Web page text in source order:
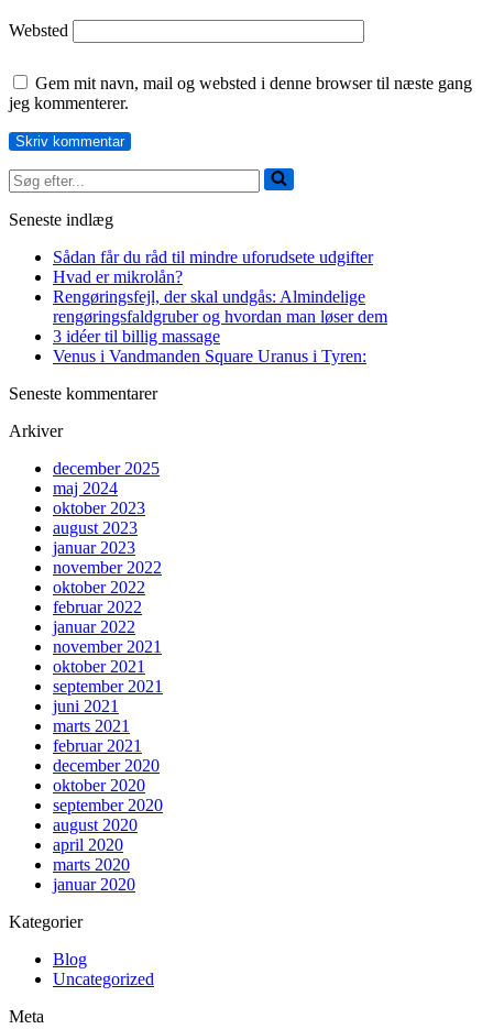
Websted
Gem mit navn, mail og websted i denne browser til næste gang
jeg kommenterer.
Søg
efter...
Seneste indlæg
Sådan får du råd til mindre uforudsete udgifter
Hvad er mikrolån?
Rengøringsfejl, der skal undgås: Almindelige
rengøringsfaldgruber og hvordan man løser dem
3 idéer til billig massage
Venus i Vandmanden Square Uranus i Tyren:
Seneste kommentarer
Arkiver
december 2025
maj 2024
oktober 2023
august 2023
januar 2023
november 2022
oktober 2022
februar 2022
januar 2022
november 2021
oktober 2021
september 2021
juni 2021
marts 2021
februar 2021
december 2020
oktober 2020
september 2020
august 2020
april 2020
marts 2020
januar 2020
Kategorier
Blog
Uncategorized
Meta